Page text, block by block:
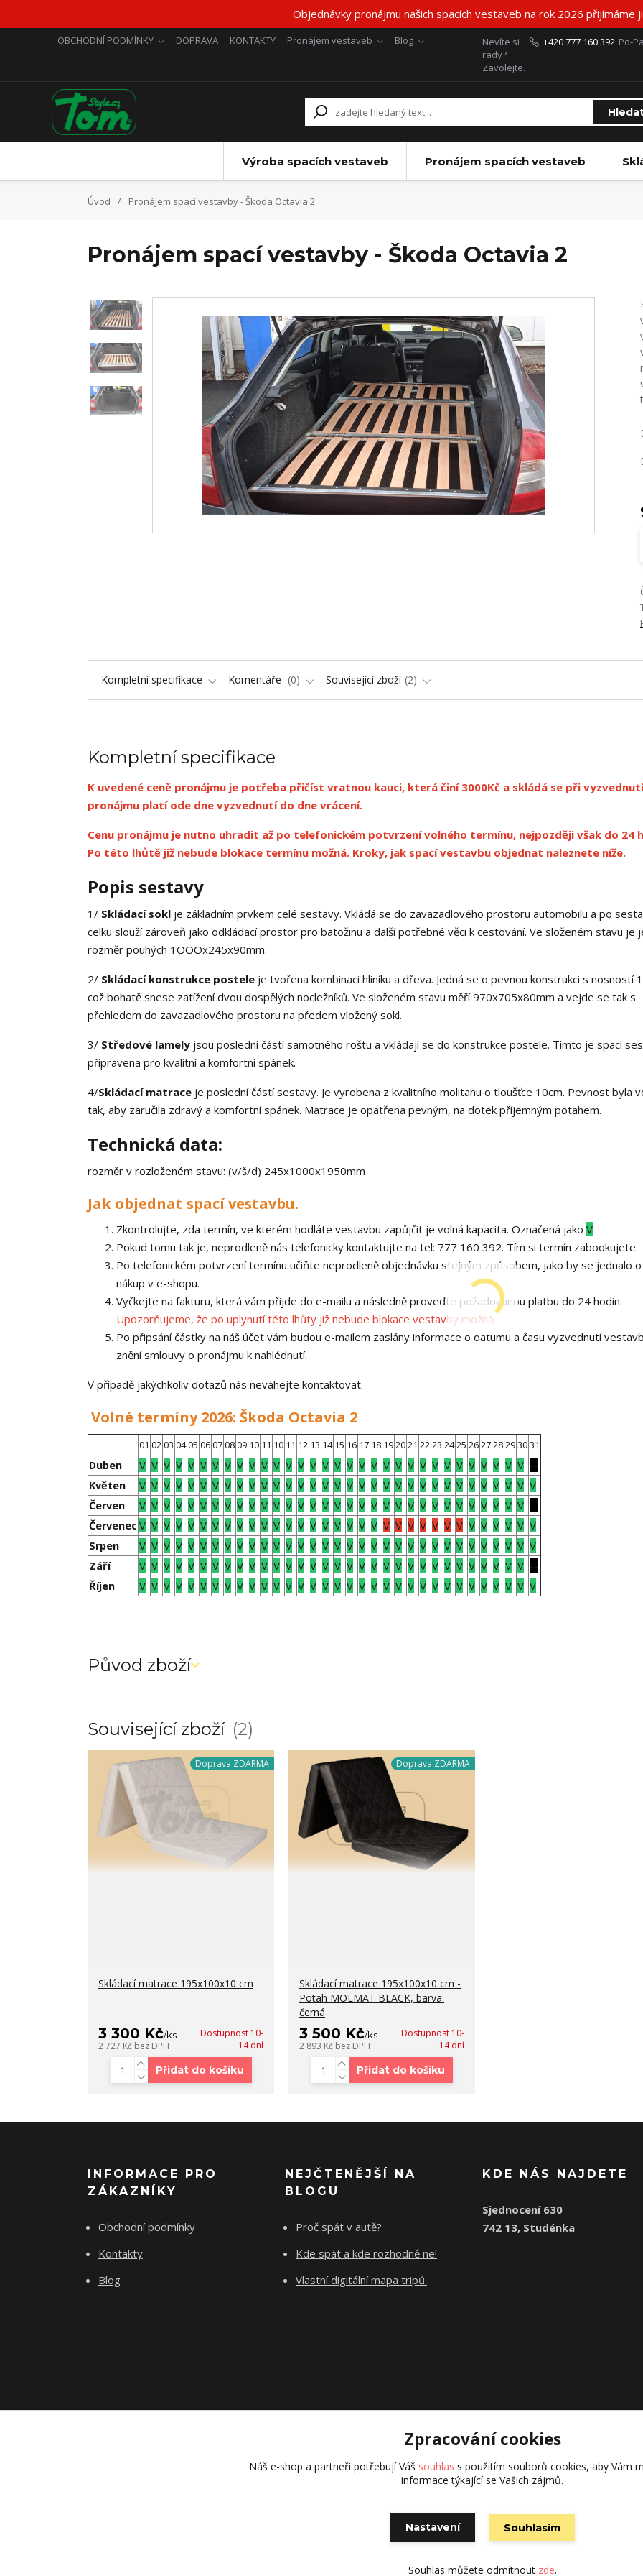
Objednávky pronájmu našich spacích vestaveb na rok 2026 přijímáme
OBCHODNÍ PODMÍNKY DOPRAVA KONTAKTY Pronájem vestaveb Blog
Nevíte si
rady?
Zavolejte.
+420 777 160 392 Po-
Výroba spacích vestaveb Pronájem spacích vestaveb
Úvod Pronájem spací vestavby - Škoda Octavia 2
Pronájem spací vestavby - Škoda Octavia 2
Kompletní specifikace Komentáře 0 Související zboží 2
Kompletní specifikace
K uvedené ceně pronájmu je potřeba přičíst vratnou kauci, která činí 3000Kč a skládá se při
pronájmu platí ode dne vyzvednutí do dne vrácení.
Cenu pronájmu je nutno uhradit až po telefonickém potvrzení volného termínu, nejpozději však do 24
Po této lhůtě již nebude blokace termínu možná. Kroky, jak spací vestavbu objednat naleznete níže.
Popis sestavy
1/ Skládací sokl je základním prvkem celé sestavy. Vkládá se do zavazadlového prostoru automobilu a po
celku slouží zároveň jako odkládací prostor pro batožinu a další potřebné věci k cestování. Ve složeném stavu je
rozměr pouhých 1OOOx245x90mm.
2/ Skládací konstrukce postele je tvořena kombinaci hliníku a dřeva. Jedná se o pevnou konstrukci s nosností
což bohatě snese zatížení dvou dospělých nocležníků. Ve složeném stavu měří 970x705x80mm a vejde se tak s
přehledem do zavazadlového prostoru na předem vložený sokl.
3/ Středové lamely jsou poslední částí samotného roštu a vkládají se do konstrukce postele. Tímto je spací
připravena pro kvalitní a komfortní spánek.
4/Skládací matrace je poslední částí sestavy. Je vyrobena z kvalitního molitanu o tloušťce 10cm. Pevnost byla
tak, aby zaručila zdravý a komfortní spánek. Matrace je opatřena pevným, na dotek příjemným potahem.
Technická data:
rozměr v rozloženém stavu: (v/š/d) 245x1000x1950mm
Jak objednat spací vestavbu.
Zkontrolujte, zda termín, ve kterém hodláte vestavbu zapůjčit je volná kapacita. Označená jako V
Pokud tomu tak je, neprodleně nás telefonicky kontaktujte na tel: 777 160 392. Tím si termín zabookujete.
Po telefonickém potvrzení termínu učiňte neprodleně objednávku stejným způsobem, jako by se jednalo o
nákup v e-shopu.
Vyčkejte na fakturu, která vám přijde do e-mailu a následně proveďte požadovanou platbu do 24 hodin.
Upozorňujeme, že po uplynutí této lhůty již nebude blokace vestavby možná.
Po připsání částky na náš účet vám budou e-mailem zaslány informace o datumu a času vyzvednutí
znění smlouvy o pronájmu k nahlédnutí.
V případě jakýchkoliv dotazů nás neváhejte kontaktovat.
Volné termíny 2026: Škoda Octavia 2
01 0203 0405 06070809 10 11 10 11 12 13 14 15 16 17 18 192021 2223 2425 262728293031
Duben V V V V V V V V V V V V V V V V V V V V V V V V V V V V V V V V --
Květen V V V V V V V V V V V V V V V V V V V V V V V V V V V V V V V V V
Červen V V V V V V V V V V V V V V V V V V V V V V V V V V V V V V V V --
Červenec V V V V V V V V V V V V V V V V V V V V V V V V V V V V V V V V V
Srpen V V V V V V V V V V V V V V V V V V V V V V V V V V V V V V V V V
Září V V V V V V V V V V V V V V V V V V V V V V V V V V V V V V V V --
Říjen V V V V V V V V V V V V V V V V V V V V V V V V V V V V V V V V V
Původ zboží
Související zboží 2
Doprava ZDARMA
Skládací matrace 195x100x10 cm
3 300 Kč/ks
2 727 Kč bez DPH
Dostupnost 10-
14 dní
Přidat do košíku
Doprava ZDARMA
Skládací matrace 195x100x10 cm -
Potah MOLMAT BLACK, barva:
černá
3 500 Kč/ks
2 893 Kč bez DPH
Dostupnost 10-
14 dní
Přidat do košíku
INFORMACE PRO
ZÁKAZNÍKY
Obchodní podmínky
Kontakty
Blog
NEJČTENĚJŠÍ NA
BLOGU
Proč spát v autě?
Kde spát a kde rozhodně ne!
Vlastní digitální mapa tripů.
KDE NÁS NAJDETE
Sjednocení 630
742 13, Studénka
Vytvořeno na Eshop-rychle.cz
Zpracování cookies
Náš e-shop a partneři potřebují Váš souhlas s použitím souborů cookies, aby Vám
informace týkající se Vašich zájmů.
Nastavení Souhlasím
Souhlas můžete odmítnout zde.